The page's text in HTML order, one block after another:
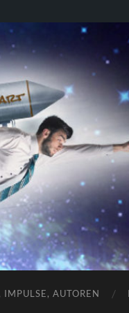
Pro Jahr 77 kreative
IMPULSE, AUTOREN